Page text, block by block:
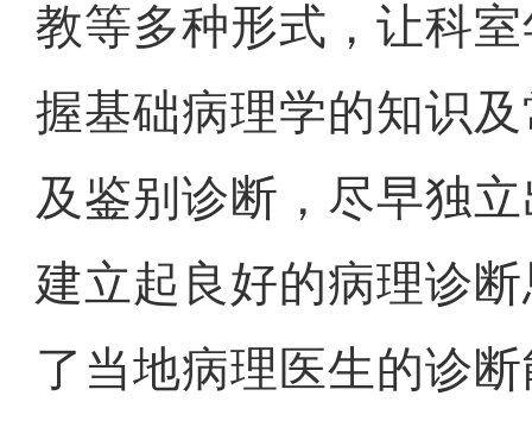
教等多种形式，让科
握基础病理学的知识
及鉴别诊断，尽早独
建立起良好的病理诊
了当地病理医生的诊